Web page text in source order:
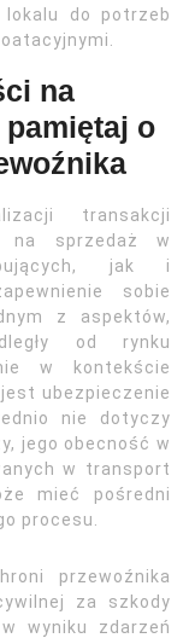
do potrzeb
na
o
transakcji
na sprzedaż w
jak i
sobie
z aspektów,
od rynku
w kontekście
ubezpieczenie
nie dotyczy
jego obecność w
w transport
mieć pośredni
procesu.
przewoźnika
za szkody
wyniku zdarzeń